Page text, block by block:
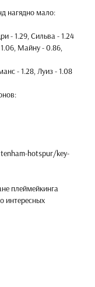
нагядно мало:
- 1.29, Сильва - 1.24
Майну - 0.86,
- 1.28, Луиз - 1.08
hotspur/key-
плеймейкинга
интересных